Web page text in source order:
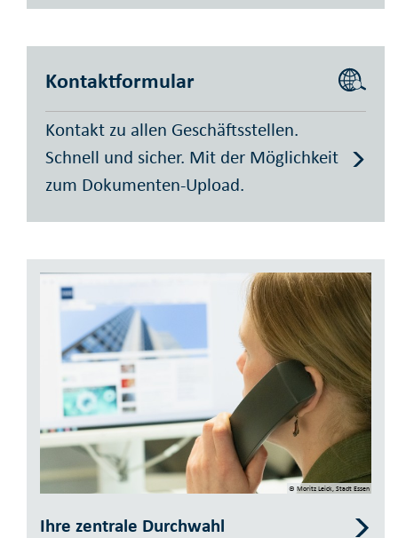
Kontaktformular
Kontakt zu allen Geschäftsstellen.
Schnell und sicher. Mit der Möglichkeit
zum Dokumenten-Upload.
© Moritz Leick, Stadt Essen
Ihre zentrale Durchwahl